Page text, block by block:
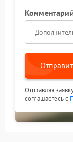
Отправляя
соглашаетесь с